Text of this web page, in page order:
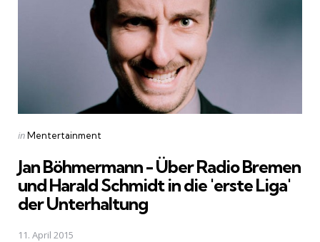
Posted
inMentertainment
Jan Böhmermann - Über Radio Bremen
und Harald Schmidt in die 'erste Liga'
der Unterhaltung
11. April 2015